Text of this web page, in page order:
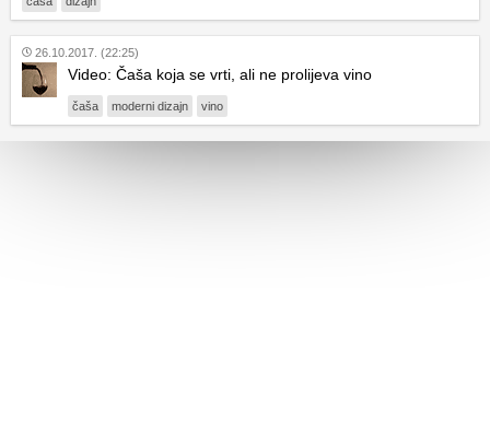
26.10.2017. (22:25)
Video: Čaša koja se vrti, ali ne prolijeva vino
čaša moderni dizajn vino